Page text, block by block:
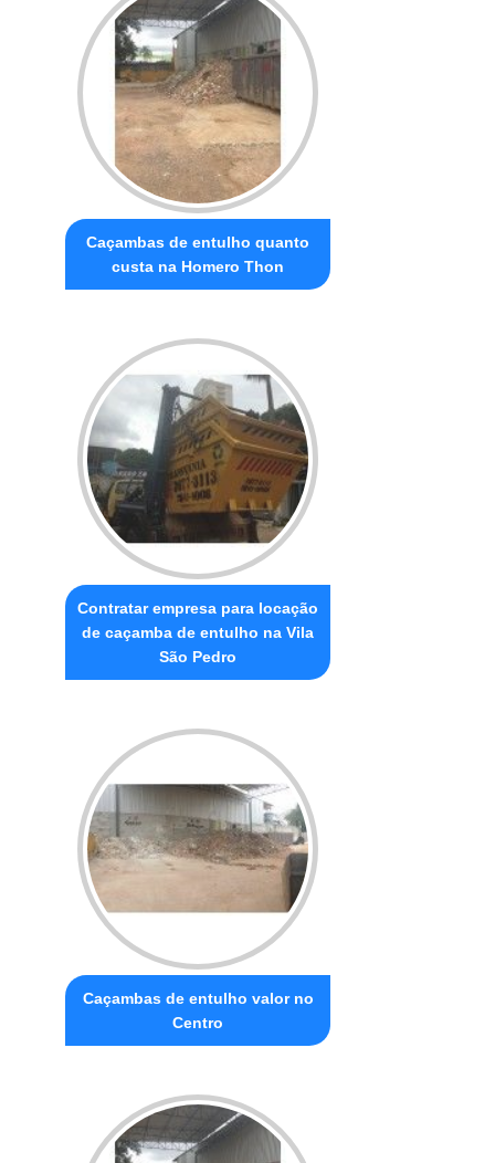
Caçambas de entulho quanto
custa na Homero Thon
Contratar empresa para locação
de caçamba de entulho na Vila
São Pedro
Caçambas de entulho valor no
Centro